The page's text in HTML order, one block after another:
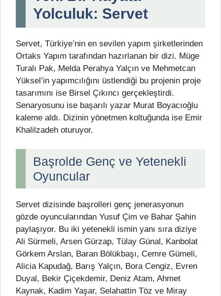
Yolculuk: Servet
Servet, Türkiye’nin en sevilen yapım şirketlerinden
Ortaks Yapım tarafından hazırlanan bir dizi. Müge
Turalı Pak, Melda Perahya Yalçın ve Mehmetcan
Yüksel’in yapımcılığını üstlendiği bu projenin proje
tasarımını ise Birsel Çıkıncı gerçekleştirdi.
Senaryosunu ise başarılı yazar Murat Boyacıoğlu
kaleme aldı. Dizinin yönetmen koltuğunda ise Emir
Khalilzadeh oturuyor.
Başrolde Genç ve Yetenekli
Oyuncular
Servet dizisinde başrolleri genç jenerasyonun
gözde oyuncularından Yusuf Çim ve Bahar Şahin
paylaşıyor. Bu iki yetenekli ismin yanı sıra diziye
Ali Sürmeli, Arsen Gürzap, Tülay Günal, Kanbolat
Görkem Arslan, Baran Bölükbaşı, Cemre Gümeli,
Alicia Kapudağ, Barış Yalçın, Bora Cengiz, Evren
Duyal, Bekir Çiçekdemir, Deniz Atam, Ahmet
Kaynak, Kadim Yaşar, Selahattin Töz ve Miray